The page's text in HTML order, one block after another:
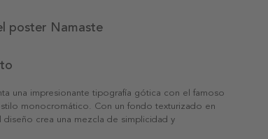
poster Namaste
una impresionante tipografía gótica con el famoso
monocromático. Con un fondo texturizado en
crea una mezcla de simplicidad y